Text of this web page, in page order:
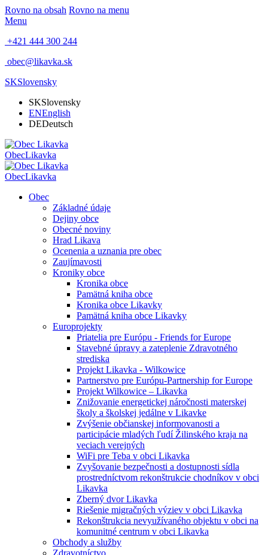
Rovno na obsah Rovno na menu
Menu
+421 444 300 244
obec@likavka.sk
SKSlovensky
SKSlovensky
ENEnglish
DEDeutsch
ObecLikavka
ObecLikavka
Obec
Základné údaje
Dejiny obce
Obecné noviny
Hrad Likava
Ocenenia a uznania pre obec
Zaujímavosti
Kroniky obce
Kronika obce
Pamätná kniha obce
Kronika obce Likavky
Pamätná kniha obce Likavky
Europrojekty
Priatelia pre Európu - Friends for Europe
Stavebné úpravy a zateplenie Zdravotného
strediska
Projekt Likavka - Wilkowice
Partnerstvo pre Európu-Partnership for Europe
Projekt Wilkowice – Likavka
Znižovanie energetickej náročnosti materskej
školy a školskej jedálne v Likavke
Zvýšenie občianskej informovanosti a
participácie mladých ľudí Žilinského kraja na
veciach verejných
WiFi pre Teba v obci Likavka
Zvyšovanie bezpečnosti a dostupnosti sídla
prostredníctvom rekonštrukcie chodníkov v obci
Likavka
Zberný dvor Likavka
Riešenie migračných výziev v obci Likavka
Rekonštrukcia nevyužívaného objektu v obci na
komunitné centrum v obci Likavka
Obchody a služby
Zdravotníctvo